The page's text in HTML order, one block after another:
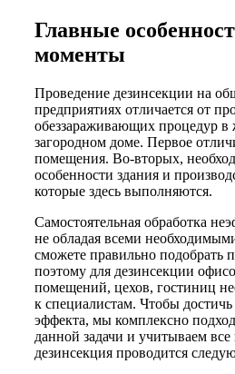
Главные
моменты
Проведение дезинсекции на
предприятиях отличается от
обеззараживающих процедур в
загородном доме. Первое
помещения. Во-вторых,
особенности здания и
которые здесь выполняются.
Самостоятельная обработка
не обладая всеми
сможете правильно подобрать
поэтому для дезинсекции
помещений, цехов, гостиниц
к специалистам. Чтобы
эффекта, мы комплексно
данной задачи и учитываем
дезинсекция проводится